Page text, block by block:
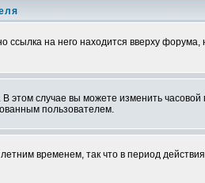
ссылка на него находится вверху
случае вы можете изменить
пользователем.
временем, так что в период